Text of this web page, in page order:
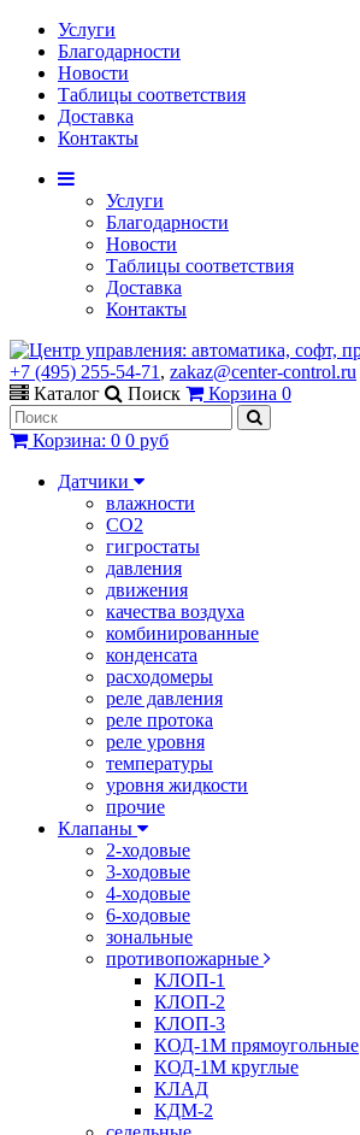
Услуги
Благодарности
Новости
Таблицы соответствия
Доставка
Контакты
Услуги
Благодарности
Новости
Таблицы соответствия
Доставка
Контакты
+7 (495) 255-54-71 , zakaz@center-control.ru
Каталог
Поиск Корзина 0
Корзина: 0 0 руб
Датчики
влажности
CO2
гигростаты
давления
движения
качества воздуха
комбинированные
конденсата
расходомеры
реле давления
реле протока
реле уровня
температуры
уровня жидкости
прочие
Клапаны
2-ходовые
3-ходовые
4-ходовые
6-ходовые
зональные
противопожарные
КЛОП-1
КЛОП-2
КЛОП-3
КОД-1М прямоугольные
КОД-1М круглые
КЛАД
КДМ-2